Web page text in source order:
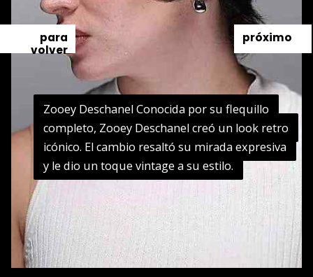
Zooey Deschanel Conocida por su flequillo
completo, Zooey Deschanel creó un look retro
icónico. El cambio resaltó su mirada expresiva
y le dio un toque vintage a su estilo.
Zooey Deschanel Conocida por su flequillo
completo, Zooey Deschanel creó un look retro
icónico. El cambio resaltó su mirada expresiva
y le dio un toque vintage a su estilo.
próximo
para
volver